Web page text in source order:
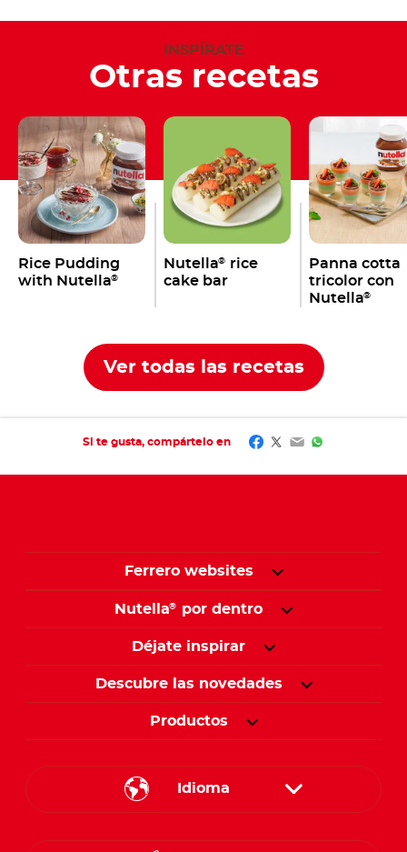
INSPÍRATE
Otras recetas
Rice Pudding
with Nutella®
Nutella® rice
cake bar
Panna cotta
tricolor con
Nutella®
Ver todas las recetas
Si te gusta, compártelo en Facebook
Twitter
EmailWhatsApp
Ferrero websites
Nutella® por dentro
Déjate inspirar
Descubre las novedades
Productos
Idioma